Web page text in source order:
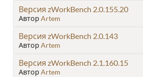
Версия zWorkBench 2.0.155.20
Автор Artem
Версия zWorkBench 2.0.143
Автор Artem
Версия zWorkBench 2.1.160.15
Автор Artem